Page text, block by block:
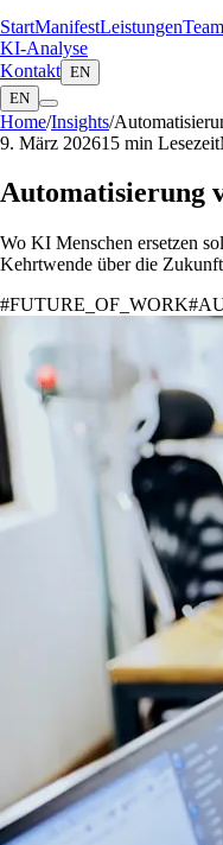
StartManifestLeistungenTeam
KI-Analyse
Kontakt EN
EN
Home/Insights/
9. März 202615 min Lesezeit
Automatisierung
Wo KI Menschen ersetzen
Kehrtwende über die
#FUTURE_OF_WORK#